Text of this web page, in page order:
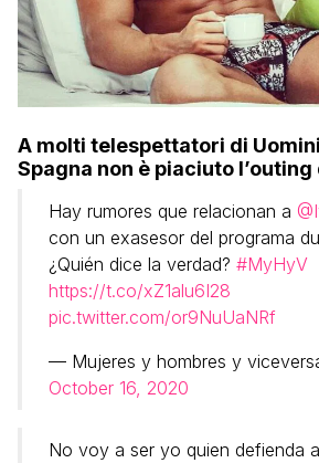
A molti telespettatori di
Spagna non è piaciuto l’outing
Hay rumores que relacionan a
con un exasesor del programa
¿Quién dice la verdad? #MyHyV
https://t.co/xZ1alu6I28
pic.twitter.com/or9NuUaNRf
— Mujeres y hombres y
October 16, 2020
No voy a ser yo quien defienda